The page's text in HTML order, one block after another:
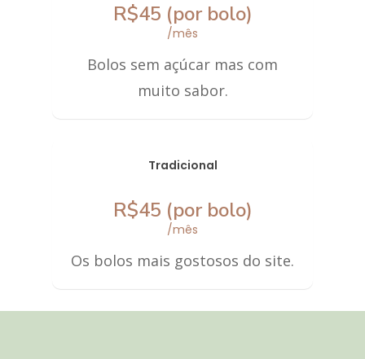
R$45 (por bolo)
/mês
Bolos sem açúcar mas com
muito sabor.
Tradicional
R$45 (por bolo)
/mês
Os bolos mais gostosos do site.